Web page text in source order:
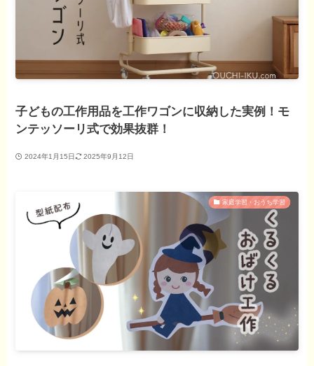
子どもの工作用品を工作ワゴンに収納した実例！モ
ンテッソーリ式で効果抜群！
2024年1月15日 2025年9月12日
家庭学習・おうち学習